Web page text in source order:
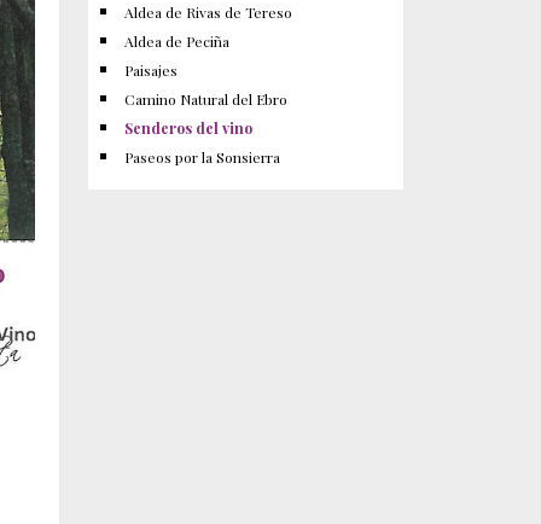
Aldea de Rivas de Tereso
Aldea de Peciña
Paisajes
Camino Natural del Ebro
Senderos del vino
Paseos por la Sonsierra